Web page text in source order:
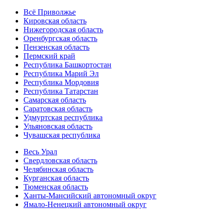
Всё Приволжье
Кировская область
Нижегородская область
Оренбургская область
Пензенская область
Пермский край
Республика Башкортостан
Республика Марий Эл
Республика Мордовия
Республика Татарстан
Самарская область
Саратовская область
Удмуртская республика
Ульяновская область
Чувашская республика
Весь Урал
Свердловская область
Челябинская область
Курганская область
Тюменская область
Ханты-Мансийский автономный округ
Ямало-Ненецкий автономный округ